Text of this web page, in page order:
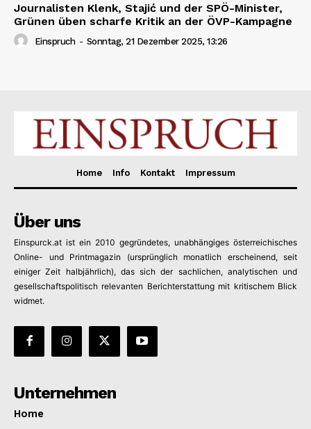
Journalisten Klenk, Stajić und der SPÖ-Minister,
Grünen üben scharfe Kritik an der ÖVP-Kampagne
Einspruch - Sonntag, 21 Dezember 2025, 13:26
Home Info Kontakt Impressum
Über uns
Einspurck.at ist ein 2010 gegründetes, unabhängiges österreichisches
Online- und Printmagazin (ursprünglich monatlich erscheinend, seit
einiger Zeit halbjährlich), das sich der sachlichen, analytischen und
gesellschaftspolitisch relevanten Berichterstattung mit kritischem Blick
widmet.
Unternehmen
Home